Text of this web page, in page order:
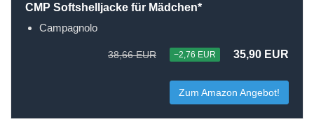
CMP Softshelljacke für Mädchen*
Campagnolo
38,66 EUR −2,76 EUR 35,90 EUR
Zum Amazon Angebot!